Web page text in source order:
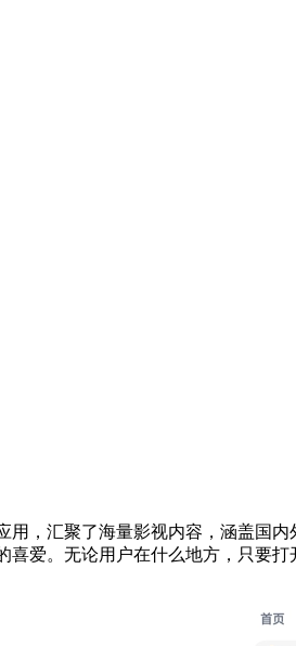
用，汇聚了海量影视内容，涵盖国
爱。无论用户在什么地方，只要打